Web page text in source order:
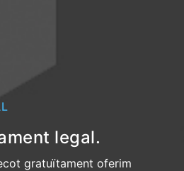
legal.
gratuïtament oferim